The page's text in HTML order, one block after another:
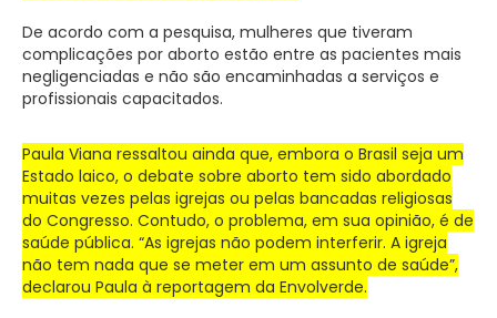
De acordo com a pesquisa, mulheres que tiveram
complicações por aborto estão entre as pacientes mais
negligenciadas e não são encaminhadas a serviços e
profissionais capacitados.
Paula Viana ressaltou ainda que, embora o Brasil seja um
Estado laico, o debate sobre aborto tem sido abordado
muitas vezes pelas igrejas ou pelas bancadas religiosas
do Congresso. Contudo, o problema, em sua opinião, é de
saúde pública. “As igrejas não podem interferir. A igreja
não tem nada que se meter em um assunto de saúde”,
declarou Paula à reportagem da Envolverde.